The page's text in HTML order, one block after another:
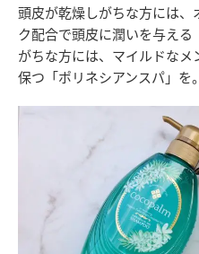
頭皮が乾燥しがちな方には
ク配合で頭皮に潤いを与え
がちな方には、マイルドな
保つ「ポリネシアンスパ」を。